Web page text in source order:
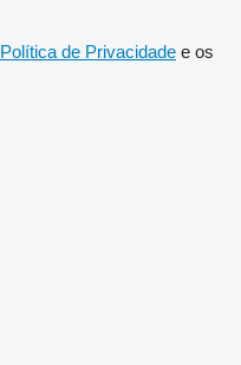
Política de Privacidade e os